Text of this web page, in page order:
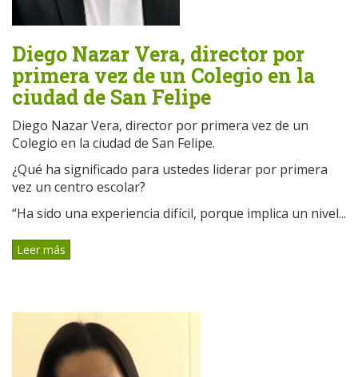
Diego Nazar Vera, director por
primera vez de un Colegio en la
ciudad de San Felipe
Diego Nazar Vera, director por primera vez de un
Colegio en la ciudad de San Felipe.
¿Qué ha significado para ustedes liderar por primera
vez un centro escolar?
“Ha sido una experiencia difícil, porque implica un nivel...
Leer más